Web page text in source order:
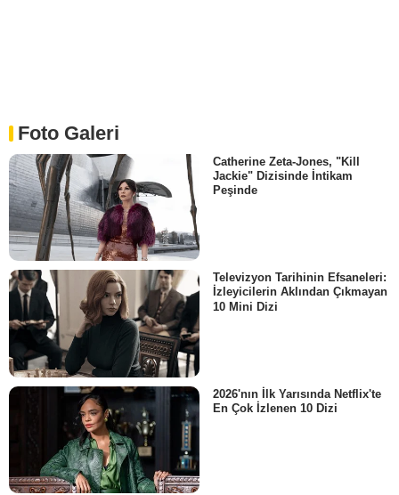
Foto Galeri
Catherine Zeta-Jones, "Kill
Jackie" Dizisinde İntikam
Peşinde
Televizyon Tarihinin Efsaneleri:
İzleyicilerin Aklından Çıkmayan
10 Mini Dizi
2026'nın İlk Yarısında Netflix'te
En Çok İzlenen 10 Dizi